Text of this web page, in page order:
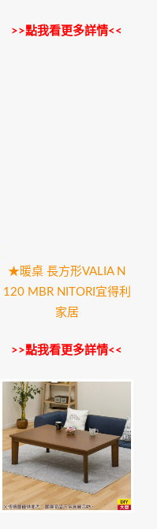
>>點我看更多詳情<<
★暖桌 長方形VALIA N
120 MBR NITORI宜得利
家居
>>點我看更多詳情<<